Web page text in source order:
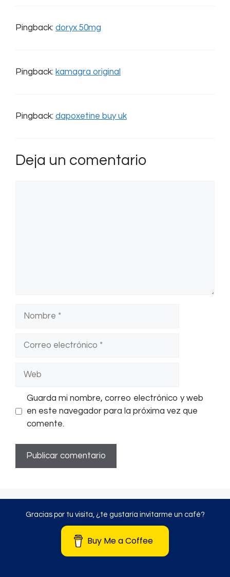
Pingback: doryx 50mg
Pingback: kamagra original
Pingback: dapoxetine buy uk
Deja un comentario
Guarda mi nombre, correo electrónico y web
en este navegador para la próxima vez que
comente.
Gracias por tu visita, ¿te gustaría invitarme un café?
Buy Me a Coffee